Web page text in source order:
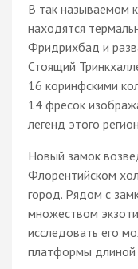
В так называемом
находятся
Фридрихбад и
Стоящий
16 коринфскими
14 фресок
легенд этого
Новый замок
Флорентийском
город. Рядом с
множеством
исследовать его
платформы